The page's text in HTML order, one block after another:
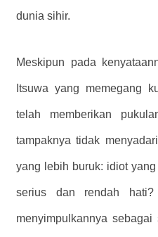
dunia sihir.
Meskipun pada
Itsuwa yang memegang
telah memberikan
tampaknya tidak
yang lebih buruk: idiot
serius dan rendah
menyimpulkannya